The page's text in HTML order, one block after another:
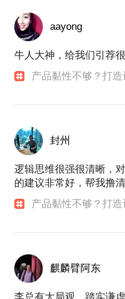
aayong
牛人大神，给我们引荐
产品黏性不够？打造
封州
逻辑思维很强很清晰，
的建议非常好，帮我撸
产品黏性不够？打造
麒麟臂阿东